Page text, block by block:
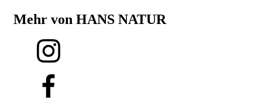
Mehr von HANS NATUR